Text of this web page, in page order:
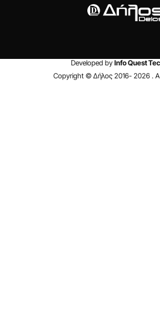
Developed by Info Quest
Copyright © Δήλος 2016- 2026.